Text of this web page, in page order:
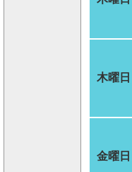
木曜日
金曜日